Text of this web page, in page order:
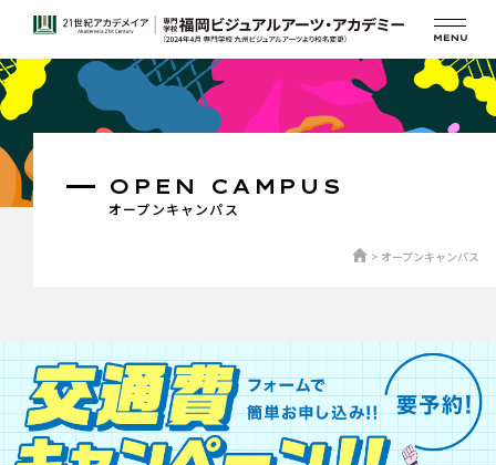
オープンキャンパス
OPEN CAMPUS
オープンキャンパス